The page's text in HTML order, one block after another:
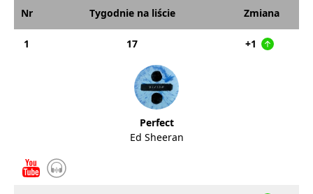
Nr Tygodnie na liście Zmiana
1 17 +1
Perfect
Ed Sheeran